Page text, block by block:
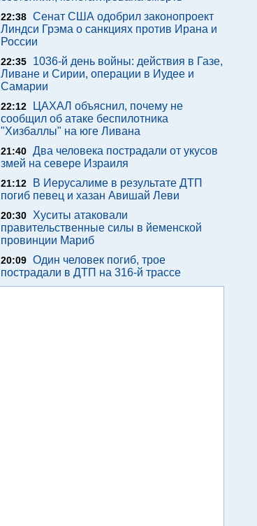
22:38 Сенат США одобрил законопроект
Линдси Грэма о санкциях против Ирана и
России
22:35
1036-й день войны: действия в Газе,
Ливане и Сирии, операции в Иудее и
Самарии
22:12
ЦАХАЛ объяснил, почему не
сообщил об атаке беспилотника
"Хизбаллы" на юге Ливана
21:40 Два человека пострадали от укусов
змей на севере Израиля
21:12
В Иерусалиме в результате ДТП
погиб певец и хазан Авишай Леви
20:30
Хуситы атаковали
правительственные силы в йеменской
провинции Мариб
20:09 Один человек погиб, трое
пострадали в ДТП на 316-й трассе